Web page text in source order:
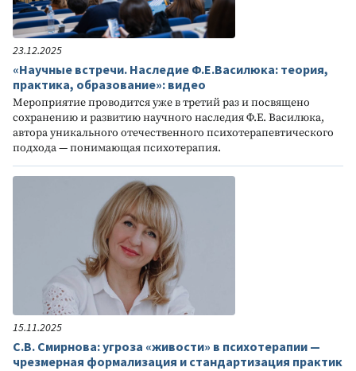
23.12.2025
«Научные встречи. Наследие Ф.Е.Василюка: теория,
практика, образование»: видео
Мероприятие проводится уже в третий раз и посвящено
сохранению и развитию научного наследия Ф.Е. Василюка,
автора уникального отечественного психотерапевтического
подхода — понимающая психотерапия.
15.11.2025
С.В. Смирнова: угроза «живости» в психотерапии —
чрезмерная формализация и стандартизация практик